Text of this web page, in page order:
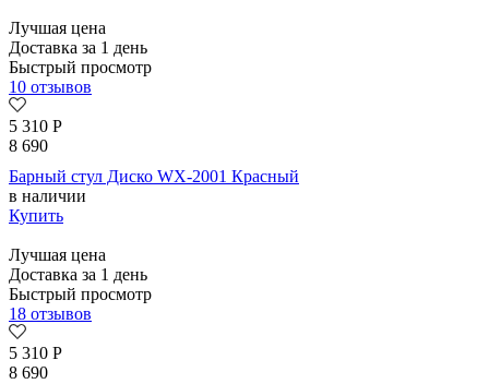
Лучшая цена
Доставка за 1 день
Быстрый просмотр
10 отзывов
5 310 Р
8 690
Барный стул Диско WX-2001 Красный
в наличии
Купить
Лучшая цена
Доставка за 1 день
Быстрый просмотр
18 отзывов
5 310 Р
8 690